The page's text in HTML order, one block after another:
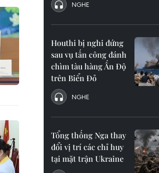
NGHE
Houthi bị nghi đứng
sau vụ tấn công đánh
chìm tàu hàng Ấn Độ
trên Biển Đỏ
NGHE
Tổng thống Nga thay
đổi vị trí các chỉ huy
tại mặt trận Ukraine